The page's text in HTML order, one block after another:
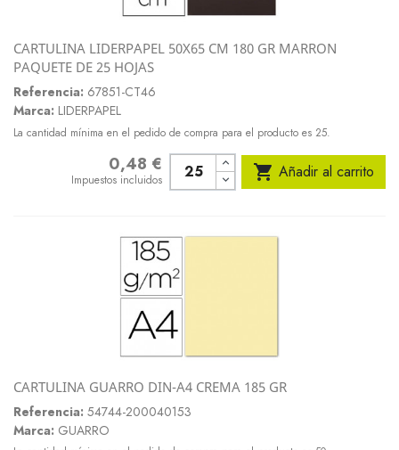
CARTULINA LIDERPAPEL 50X65 CM 180 GR MARRON
PAQUETE DE 25 HOJAS
Referencia: 67851-CT46
Marca: LIDERPAPEL
La cantidad mínima en el pedido de compra para el producto es 25.
0,48 €
Impuestos incluidos  Añadir al carrito
CARTULINA GUARRO DIN-A4 CREMA 185 GR
Referencia: 54744-200040153
Marca: GUARRO